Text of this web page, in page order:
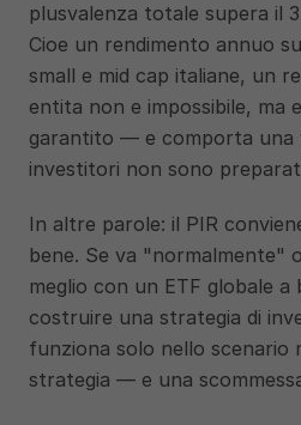
plusvalenza totale supera il
Cioe un rendimento annuo
small e mid cap italiane, un
entita non e impossibile,
garantito — e comporta una
investitori non sono
In altre parole: il PIR
bene. Se va "normalmente"
meglio con un ETF globale a
costruire una strategia di
funziona solo nello scenario
strategia — e una